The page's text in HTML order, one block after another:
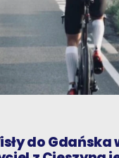
do Gdańska